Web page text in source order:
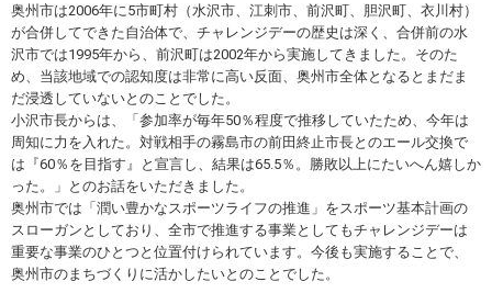
メールマガジン
「SSFニュース」
会員登録
アクセス
個人情報保護方針
ソーシャルメディア運営方針
スポーツボランティア
スポーツ政策・予算
健康とスポーツ
社会づくり
自治体との連携
各教育機関との連携
奥州市は2006年に5市町村（水沢市、江刺市、前沢町、胆沢町、衣川村）
が合併してできた自治体で、チャレンジデーの歴史は深く、合併前の水
沢市では1995年から、前沢町は2002年から実施してきました。そのた
め、当該地域での認知度は非常に高い反面、奥州市全体となるとまだま
だ浸透していないとのことでした。
小沢市長からは、「参加率が毎年50％程度で推移していたため、今年は
周知に力を入れた。対戦相手の霧島市の前田終止市長とのエール交換で
は『60％を目指す』と宣言し、結果は65.5％。勝敗以上にたいへん嬉しか
った。」とのお話をいただきました。
奥州市では「潤い豊かなスポーツライフの推進」をスポーツ基本計画の
スローガンとしており、全市で推進する事業としてもチャレンジデーは
重要な事業のひとつと位置付けられています。今後も実施することで、
奥州市のまちづくりに活かしたいとのことでした。